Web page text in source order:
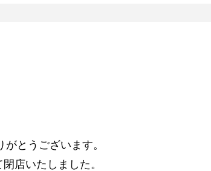
とうございます。
店いたしました。